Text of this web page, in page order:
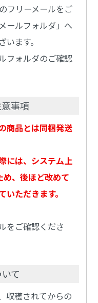
フリーメールをご
ールフォルダ」へ
ます。
フォルダのご確認
事項
商品とは同梱発送
には、システム上
、後ほど改めて
ただきます。
をご確認くださ
て
収穫されてからの